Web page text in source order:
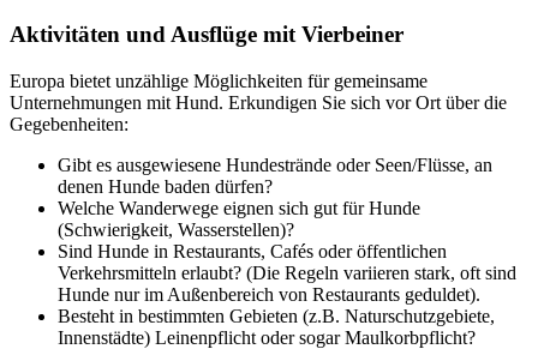
Aktivitäten und Ausflüge mit Vierbeiner
Europa bietet unzählige Möglichkeiten für gemeinsame
Unternehmungen mit Hund. Erkundigen Sie sich vor Ort über die
Gegebenheiten:
Gibt es ausgewiesene Hundestrände oder Seen/Flüsse, an
denen Hunde baden dürfen?
Welche Wanderwege eignen sich gut für Hunde
(Schwierigkeit, Wasserstellen)?
Sind Hunde in Restaurants, Cafés oder öffentlichen
Verkehrsmitteln erlaubt? (Die Regeln variieren stark, oft sind
Hunde nur im Außenbereich von Restaurants geduldet).
Besteht in bestimmten Gebieten (z.B. Naturschutzgebiete,
Innenstädte) Leinenpflicht oder sogar Maulkorbpflicht?